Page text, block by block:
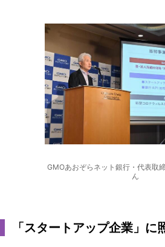
GMOあおぞらネット銀行・代表取
ん
「スタートアップ企業」に